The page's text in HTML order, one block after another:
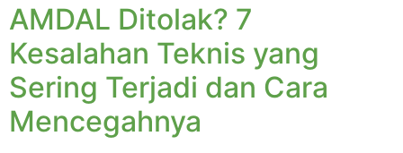
AMDAL Ditolak? 7
Kesalahan Teknis yang
Sering Terjadi dan Cara
Mencegahnya